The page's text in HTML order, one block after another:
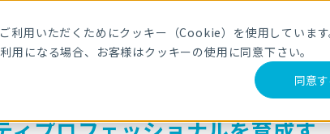
用いただくためにクッキー（Cookie）を使用しています
用になる場合、お客様はクッキーの使用に同意下さい。
同意